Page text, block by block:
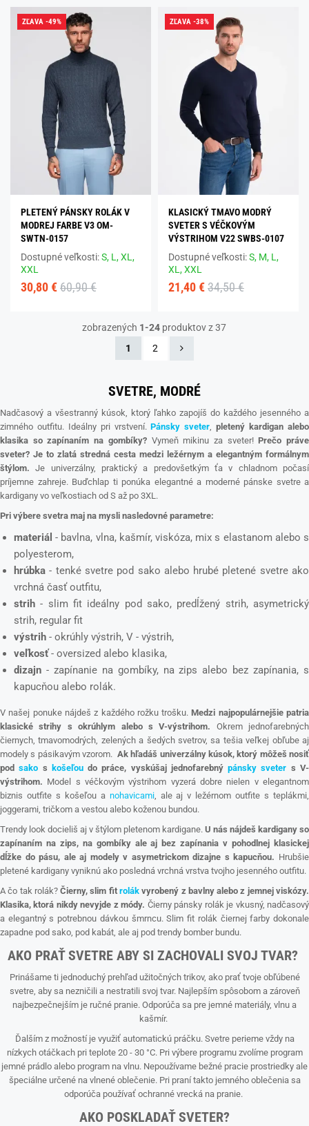
ZĽAVA -49%
PLETENÝ PÁNSKY ROLÁK V
MODREJ FARBE V3 OM-
SWTN-0157
Dostupné veľkosti:S, L,XL,
XXL
30,80 € 60,90 €
ZĽAVA -38%
KLASICKÝ TMAVO MODRÝ
SVETER S VÉČKOVÝM
VÝSTRIHOM V22 SWBS-0107
Dostupné veľkosti:S, M, L,
XL,XXL
21,40 € 34,50 €
zobrazených 1-24 produktov z 37
1
2
SVETRE, MODRÉ
Nadčasový a všestranný kúsok, ktorý ľahko zapojíš do každého jesenného a
zimného outfitu. Ideálny pri vrstvení.Pánsky sveter ,pletený kardigan alebo
klasika so zapínaním na gombíky?Vymeň mikinu za sveter!Prečo práve
sveter? Je to zlatá stredná cesta medzi ležérnym a elegantným formálnym
štýlom. Je univerzálny, praktický a predovšetkým ťa v chladnom počasí
príjemne zahreje. Buďchlap ti ponúka elegantné a moderné pánske svetre a
kardigany vo veľkostiach od S až po 3XL.
Pri výbere svetra maj na mysli nasledovné parametre:
materiál - bavlna, vlna, kašmír, viskóza, mix s elastanom alebo s
polyesterom,
hrúbka - tenké svetre pod sako alebo hrubé pletené svetre ako
vrchná časť outfitu,
strih - slim fit ideálny pod sako, predĺžený strih, asymetrický
strih, regular fit
výstrih - okrúhly výstrih, V - výstrih,
veľkosť- oversized alebo klasika,
dizajn - zapínanie na gombíky, na zips alebo bez zapínania, s
kapucňou alebo rolák.
V našej ponuke nájdeš z každého rožku trošku.Medzi najpopulárnejšie patria
klasické strihy s okrúhlym alebo s V-výstrihom. Okrem jednofarebných
čiernych, tmavomodrých, zelených a šedých svetrov, sa tešia veľkej obľube aj
modely s pásikavým vzorom. Ak hľadáš univerzálny kúsok, ktorý môžeš nosiť
podsako s košeľoudo práce, vyskúšaj jednofarebnýpánsky sveter s V-
výstrihom. Model s véčkovým výstrihom vyzerá dobre nielen v elegantnom
biznis outfite s košeľou a nohavicami, ale aj v ležérnom outfite s teplákmi,
joggerami, tričkom a vestou alebo koženou bundou.
Trendy look docieliš aj v štýlom pletenom kardigane. U nás nájdeš kardigany so
zapínaním na zips, na gombíky ale aj bez zapínania v pohodlnej klasickej
dĺžke do pásu, ale aj modely v asymetrickom dizajne s kapucňou. Hrubšie
pletené kardigany vyniknú ako posledná vrchná vrstva tvojho jesenného outfitu.
A čo tak rolák?Čierny, slim fitrolák vyrobený z bavlny alebo z jemnej viskózy.
Klasika, ktorá nikdy nevyjde z módy. Čierny pánsky rolák je vkusný, nadčasový
a elegantný s potrebnou dávkou šmrncu. Slim fit rolák čiernej farby dokonale
zapadne pod sako, pod kabát, ale aj pod trendy bomber bundu.
AKO PRAŤ SVETRE ABY SI ZACHOVALI SVOJ TVAR?
Prinášame ti jednoduchý prehľad užitočných trikov, ako prať tvoje obľúbené
svetre, aby sa nezničili a nestratili svoj tvar. Najlepším spôsobom a zároveň
najbezpečnejším je ručné pranie. Odporúča sa pre jemné materiály, vlnu a
kašmír.
Ďalším z možností je využiť automatickú práčku. Svetre perieme vždy na
nízkych otáčkach pri teplote 20 - 30 °C. Pri výbere programu zvolíme program
jemné prádlo alebo program na vlnu. Nepoužívame bežné pracie prostriedky ale
špeciálne určené na vlnené oblečenie. Pri praní takto jemného oblečenia sa
odporúča používať ochranné vrecká na pranie.
AKO POSKLADAŤ SVETER?